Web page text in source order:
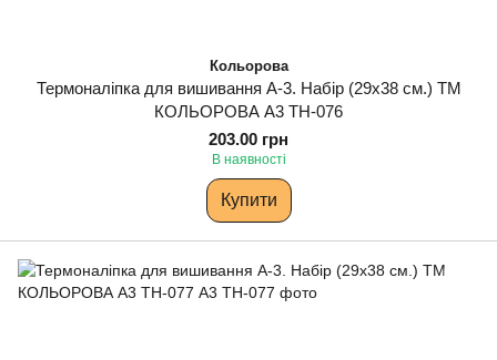
Кольорова
Термоналіпка для вишивання А-3. Набір (29х38 см.) ТМ
КОЛЬОРОВА А3 ТН-076
203.00 грн
В наявності
Купити